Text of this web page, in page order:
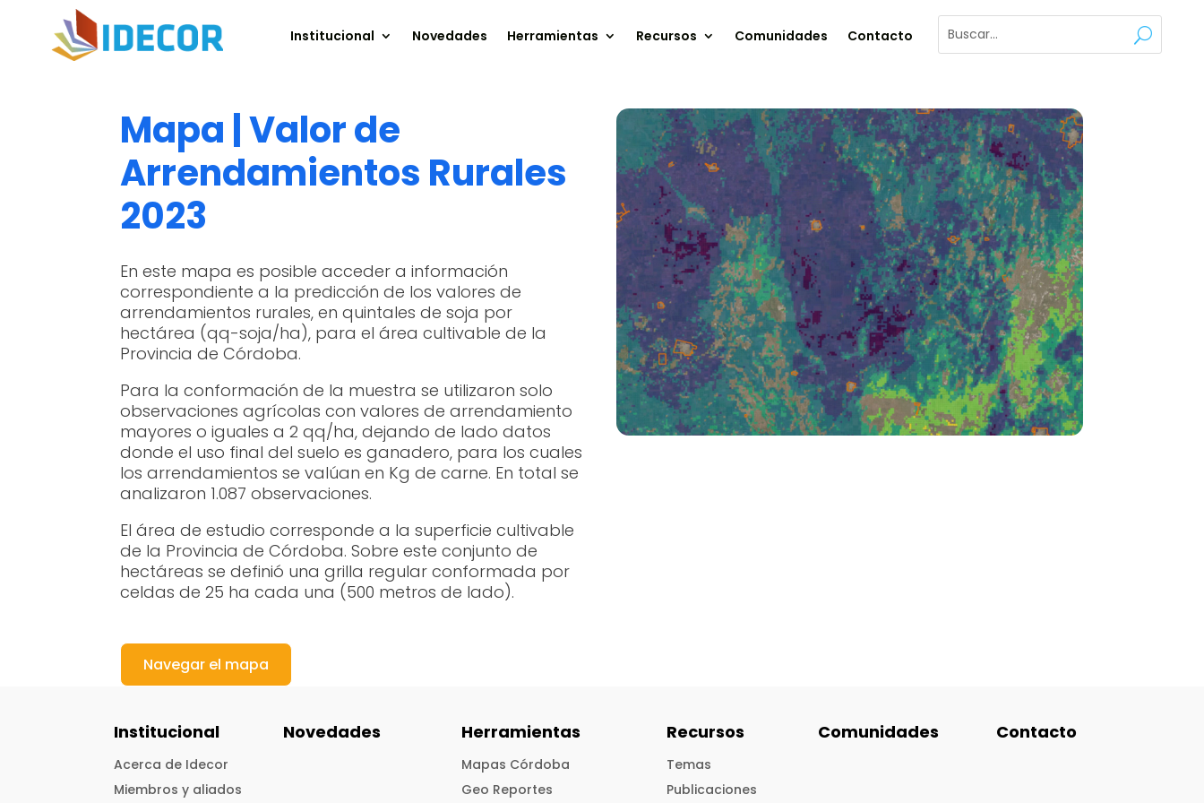
Institucional Novedades Herramientas Recursos Comunidades Contacto
Mapa | Valor de
Arrendamientos Rurales
2023
En este mapa es posible acceder a información
correspondiente a la predicción de los valores de
arrendamientos rurales, en quintales de soja por
hectárea (qq-soja/ha), para el área cultivable de la
Provincia de Córdoba.
Para la conformación de la muestra se utilizaron solo
observaciones agrícolas con valores de arrendamiento
mayores o iguales a 2 qq/ha, dejando de lado datos
donde el uso final del suelo es ganadero, para los cuales
los arrendamientos se valúan en Kg de carne. En total se
analizaron 1.087 observaciones.
El área de estudio corresponde a la superficie cultivable
de la Provincia de Córdoba. Sobre este conjunto de
hectáreas se definió una grilla regular conformada por
celdas de 25 ha cada una (500 metros de lado).
Navegar el mapa
Institucional
Acerca de Idecor
Miembros y aliados
Novedades Herramientas
Mapas Córdoba
Geo Reportes
Recursos
Temas
Publicaciones
Comunidades Contacto